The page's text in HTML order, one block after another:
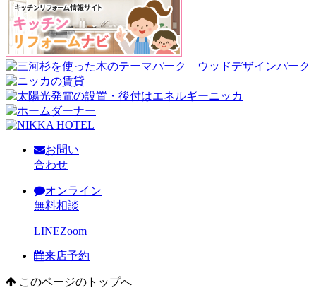
お問い
合わせ
オンライン
無料相談
LINEZoom
来店予約
このページのトップへ